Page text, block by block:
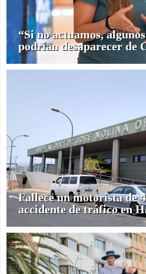
“Si no actuamos,
podrían desaparecer de
Fallece un motorista de
accidente de tráfico en